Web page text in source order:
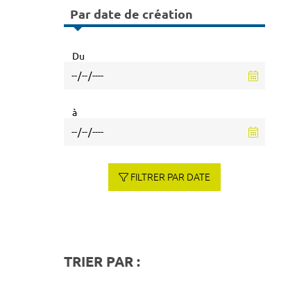
Par date de création
Du
à
FILTRER PAR DATE
TRIER PAR :